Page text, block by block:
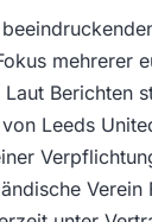
mehrerer
Berichten
Leeds
Verein